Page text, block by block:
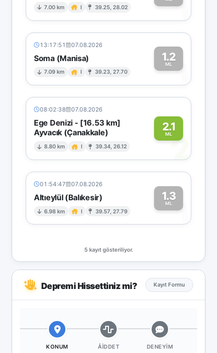
7.00 km I 39.25, 28.02 1
13:17:51 07.08.2026
Soma (Manisa)
7.09 km I 39.23, 27.70
1.2
ML 1
08:02:38 07.08.2026
Ege Denizi - [16.53 km]
Ayvacık (Çanakkale)
8.80 km I 39.34, 26.12
2.1
ML2
01:54:47 07.08.2026
Altıeylül (Balıkesir)
6.98 km I 39.57, 27.79
1.3
ML 1
5 kayıt gösteriliyor.
Depremi Hissettiniz mi? Kayıt Formu
KONUM ÅIDDET DENEYIM